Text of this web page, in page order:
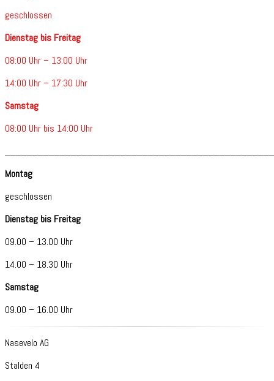
geschlossen
Dienstag bis Freitag
08:00 Uhr – 13:00 Uhr
14:00 Uhr – 17:30 Uhr
Samstag
08:00 Uhr bis 14:00 Uhr
Montag
geschlossen
Dienstag bis Freitag
09.00 – 13.00 Uhr
14.00 – 18.30 Uhr
Samstag
09.00 – 16.00 Uhr
Nasevelo AG
Stalden 4